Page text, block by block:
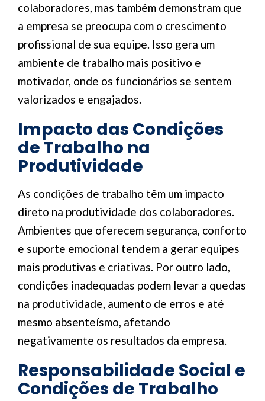
colaboradores, mas também demonstram que
a empresa se preocupa com o crescimento
profissional de sua equipe. Isso gera um
ambiente de trabalho mais positivo e
motivador, onde os funcionários se sentem
valorizados e engajados.
Impacto das Condições
de Trabalho na
Produtividade
As condições de trabalho têm um impacto
direto na produtividade dos colaboradores.
Ambientes que oferecem segurança, conforto
e suporte emocional tendem a gerar equipes
mais produtivas e criativas. Por outro lado,
condições inadequadas podem levar a quedas
na produtividade, aumento de erros e até
mesmo absenteísmo, afetando
negativamente os resultados da empresa.
Responsabilidade Social e
Condições de Trabalho